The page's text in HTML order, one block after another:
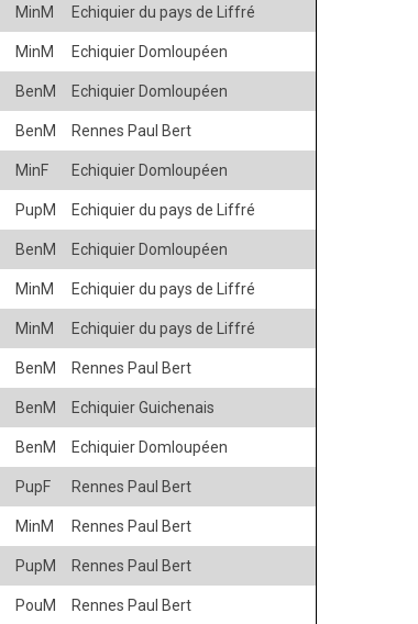
MinM Echiquier du pays de Liffré
MinM Echiquier Domloupéen
BenM Echiquier Domloupéen
BenM Rennes Paul Bert
MinF Echiquier Domloupéen
PupM Echiquier du pays de Liffré
BenM Echiquier Domloupéen
MinM Echiquier du pays de Liffré
MinM Echiquier du pays de Liffré
BenM Rennes Paul Bert
BenM Echiquier Guichenais
BenM Echiquier Domloupéen
PupF Rennes Paul Bert
MinM Rennes Paul Bert
PupM Rennes Paul Bert
PouM Rennes Paul Bert